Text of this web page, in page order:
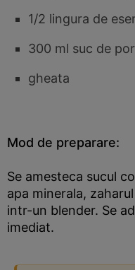
1/2 lingura de
300 ml suc de
gheata
Mod de preparare:
Se amesteca sucul
apa minerala,
intr-un blender. Se
imediat.